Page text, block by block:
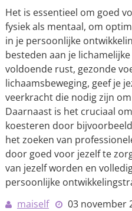
Het is essentieel om goed
fysiek als mentaal, om
in je persoonlijke
besteden aan je
voldoende rust, gezonde
lichaamsbeweging, geef je
veerkracht die nodig zijn
Daarnaast is het cruciaal
koesteren door
het zoeken van
door goed voor jezelf te
van jezelf worden en
persoonlijke
maiself
03 november